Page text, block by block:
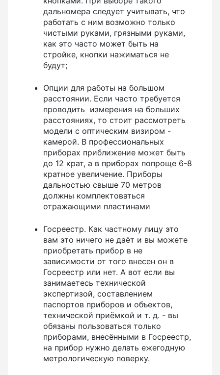
дальномера следует учитывать, что
работать с ним возможно только
чистыми руками, грязными руками,
как это часто может быть на
стройке, кнопки нажиматься не
будут;
Опции для работы на большом
расстоянии. Если часто требуется
проводить измерения на больших
расстояниях, то стоит рассмотреть
модели с оптическим визиром -
камерой. В профессиональных
приборах приближение может быть
до 12 крат, а в приборах попроще 6-8
кратное увеличение. Приборы
дальностью свыше 70 метров
должны комплектоваться
отражающими пластинами
Госреестр. Как частному лицу это
вам это ничего не даёт и вы можете
приобретать прибор в не
зависимости от того внесен он в
Госреестр или нет. А вот если вы
занимаетесь технической
экспертизой, составлением
паспортов приборов и объектов,
технической приёмкой и т. д. - вы
обязаны пользоваться только
приборами, внесёнными в Госреестр,
на прибор нужно делать ежегодную
метрологическую поверку.